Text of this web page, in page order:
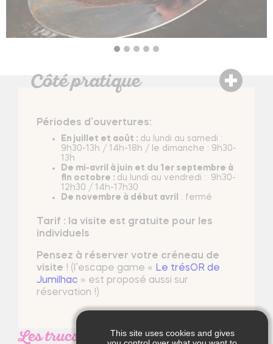
Périodes d’ouvertures:
En juillet et août : du lundi au samedi :
9h30-13h / 14h-18h / le dimanche : 9h30-
13h
De mi-avril à juin et du 1er septembre à
fin octobre : du lundi au vendredi : 9h30-
12h30 / 14h-17h30
De novembre à début avril
: fermé
Tarif : la visite est gratuite pour les
individuels
Pensez à réserver votre créneau de
visite ! (l’escape game « Le trésOR de
Jumilhac » est proposé aussi sur
réservation !)
Les trucs en +
This site uses cookies and gives